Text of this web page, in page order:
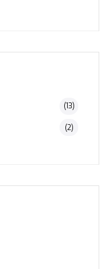
(13)
(2)